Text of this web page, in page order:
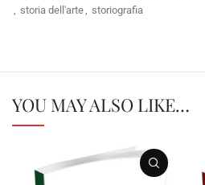
, storia dell'arte, storiografia
YOU MAY ALSO LIKE…